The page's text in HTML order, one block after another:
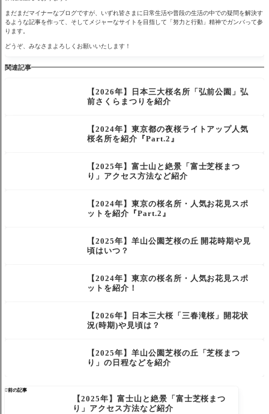
まだまだマイナーなブログですが、いずれ皆さまに日常生活や普段の生活の中での疑問を解決す
るような記事を作って、そしてメジャーなサイトを目指して「努力と行動」精神でガンバって参
ります。
どうぞ、みなさまよろしくお願いいたします！
関連記事
【2026年】日本三大桜名所「弘前公園」弘
前さくらまつりを紹介
【2024年】東京都の夜桜ライトアップ人気
桜名所を紹介『Part.2』
【2025年】富士山と絶景「富士芝桜まつ
り」アクセス方法など紹介
【2024年】東京の桜名所・人気お花見スポ
ットを紹介『Part.2』
【2025年】羊山公園芝桜の丘 開花時期や見
頃はいつ？
【2024年】東京の桜名所・人気お花見スポ
ットを紹介！
【2026年】日本三大桜「三春滝桜」開花状
況(時期)や見頃は？
【2025年】羊山公園芝桜の丘「芝桜まつ
り」の日程などを紹介
前の記事
【2025年】富士山と絶景「富士芝桜まつ
り」アクセス方法など紹介